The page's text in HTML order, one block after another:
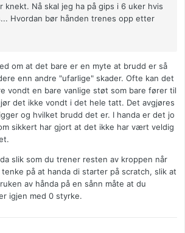
knekt. Nå skal jeg ha på gips i 6 uker hvis
Hvordan bør hånden trenes opp etter
om at det bare er en myte at brudd er så
enn andre "ufarlige" skader. Ofte kan det
vondt en bare vanlige støt som bare fører til
det ikke vondt i det hele tatt. Det avgjøres
og hvilket brudd det er. I handa er det jo
sikkert har gjort at det ikke har vært veldig
slik som du trener resten av kroppen når
på at handa di starter på scratch, slik at
av hånda på en sånn måte at du
igjen med 0 styrke.